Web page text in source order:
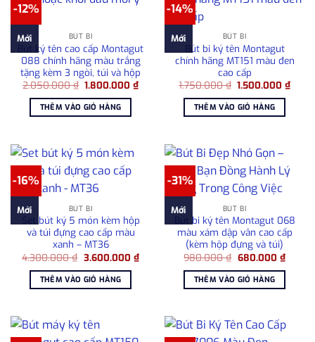
-12%
Mới BÚT BI
Bút ký tên cao cấp Montagut
088 chính hãng màu trắng
tặng kèm 3 ngòi, túi và hộp
2.050.000₫ Giá
là:
2.050.000 ₫.
1.800.000₫Giá
THÊM VÀO GIỎ HÀNG
-14%
Mới BÚT BI
Bút bi ký tên Montagut
chính hãng MT151 màu đen
cao cấp
1.750.000₫ Giá
là:
1.750.000 ₫.
1.500.000₫Giá
THÊM VÀO GIỎ HÀNG
-16%
Mới BÚT BI
Set bút ký 5 món kèm hộp
và túi đựng cao cấp màu
xanh – MT36
4.300.000₫ Giá
là:
4.300.000 ₫.
3.600.000 ₫Giá
hiện
3.600.000 ₫.
THÊM VÀO GIỎ HÀNG
-31%
Mới BÚT BI
Bút bi ký tên Montagut 068
màu xám dập vân cao cấp
(kèm hộp đựng và túi)
980.000₫ Giá
là:
980.000 ₫.
680.000 ₫Giá
hiện
THÊM VÀO GIỎ HÀNG